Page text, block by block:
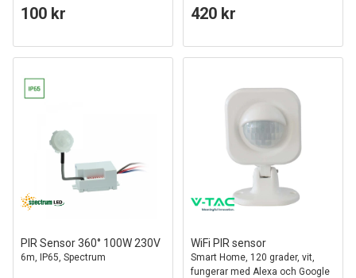
100 kr
LED dimmer, till inbyggning
420 kr
PIR Sensor 360° 100W 230V
6m, IP65, Spectrum
WiFi PIR sensor
Smart Home, 120 grader, vit,
fungerar med Alexa och Google